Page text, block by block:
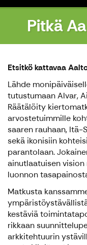
Pitkä
Etsitkö kattavaa
Lähde
tutustumaan Alvar,
Räätälöity
arvostetuimmille
saaren rauhaan,
sekä ikonisiin
parantolaan.
ainutlaatuisen
luonnon
Matkusta
kestäviä
rikkaan
arkkitehtuurin